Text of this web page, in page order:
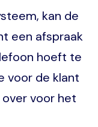
kan de
een afspraak
hoeft te
voor de klant
voor het